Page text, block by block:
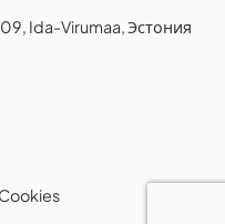
Ida-Virumaa, Эстония
Cookies